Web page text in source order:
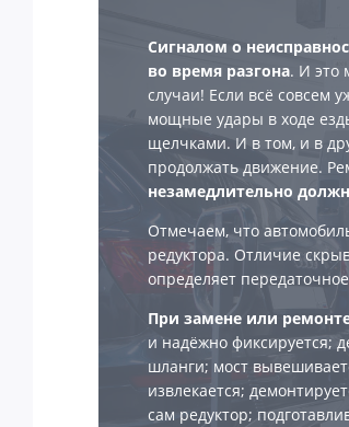
Сигналом о
во время разгона. И это
случаи! Если всё совсем
мощные удары в ходе
щелчками. И в том, и в
продолжать движение.
незамедлительно
Отмечаем, что
редуктора. Отличие
определяет
При замене или
и надёжно фиксируется;
шланги; мост
извлекается;
сам редуктор;